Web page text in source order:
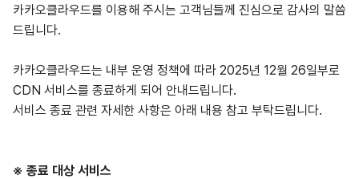
카카오클라우드를 이용해 주시는 고객님들께 진심으로 감사의 말씀
드립니다.
카카오클라우드는 내부 운영 정책에 따라 2025년 12월 26일부로
CDN 서비스를 종료하게 되어 안내드립니다.
서비스 종료 관련 자세한 사항은 아래 내용 참고 부탁드립니다.
※ 종료 대상 서비스